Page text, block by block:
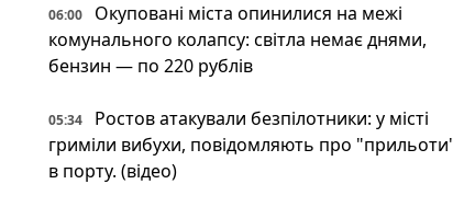
06:00
Окуповані міста опинилися на межі
комунального колапсу: світла немає днями,
бензин — по 220 рублів
05:34
Ростов атакували безпілотники: у місті
гриміли вибухи, повідомляють про
в порту. (відео)